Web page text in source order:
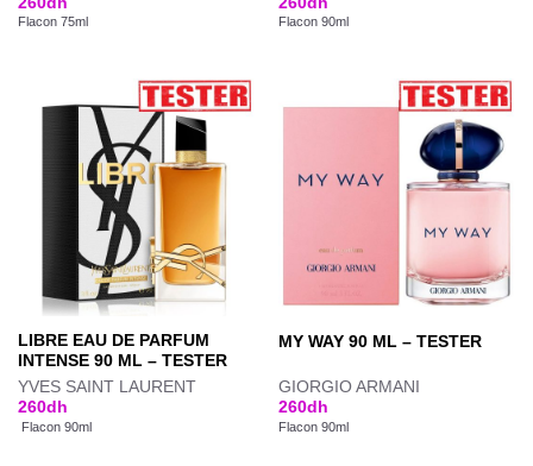
Flacon 75ml Flacon 90ml
LIBRE EAU DE PARFUM
INTENSE 90 ML – TESTER
YVES SAINT LAURENT
260dh
Flacon 90ml
MY WAY 90 ML – TESTER
GIORGIO ARMANI
260dh
Flacon 90ml